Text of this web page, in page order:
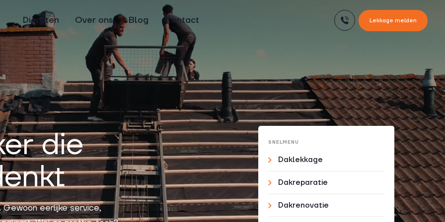
Diensten Over ons Blog Contact Lekkage melden
die
eerlijke service,
SNELMENU
Daklekkage
Dakreparatie
Dakrenovatie